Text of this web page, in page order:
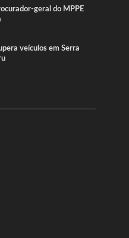
geral do MPPE
veículos em Serra